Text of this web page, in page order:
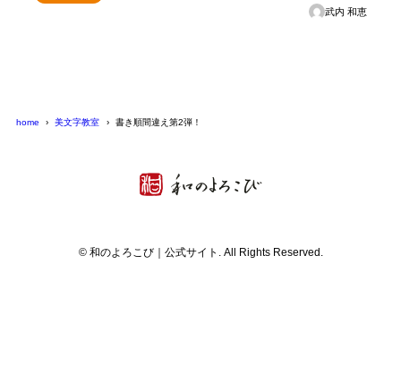
武内 和恵
home 美文字教室 書き順間違え第2弾！
© 和のよろこび｜公式サイト. All Rights Reserved.